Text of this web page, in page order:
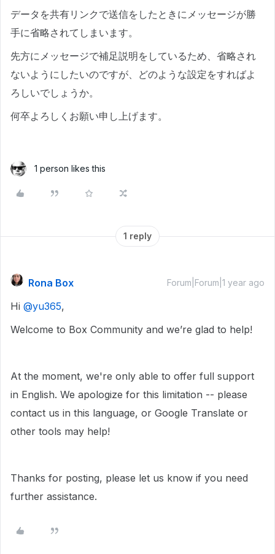
データを共有リンクで送信をしたときにメッセージが勝
手に省略されてしまいます。
先方にメッセージで補足説明をしているため、省略され
ないようにしたいのですが、どのような設定をすればよ
ろしいでしょうか。
何卒よろしくお願い申し上げます。
1 person likes this
1 reply
Rona Box Forum|Forum|1 year ago
Hi ​ @yu365,
Welcome to Box Community and we’re glad to help!
At the moment, we're only able to offer full support
in English. We apologize for this limitation -- please
contact us in this language, or Google Translate or
other tools may help!
Thanks for posting, please let us know if you need
further assistance.